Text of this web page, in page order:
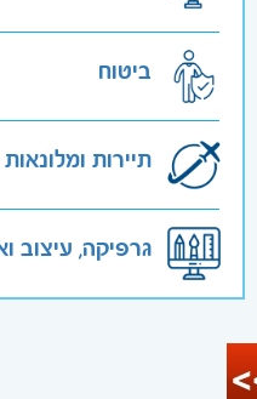
ביטוח
תיירות ומלונאות
גרפיקה, עיצוב